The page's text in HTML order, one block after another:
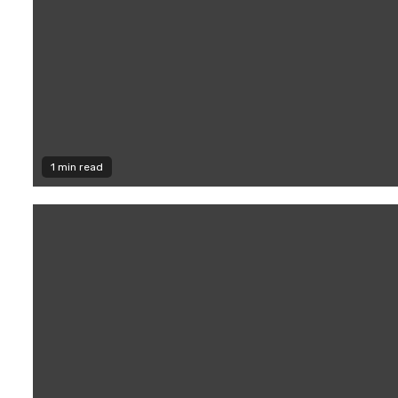
1 min read